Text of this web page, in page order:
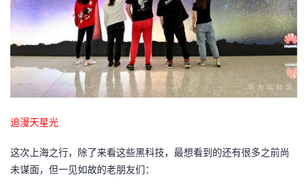
追漫天星光
这次上海之行，除了来看这些黑科技，最想看到的还有很多之前尚
未谋面，但一见如故的老朋友们：